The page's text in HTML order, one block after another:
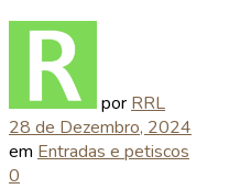
por RRL
28 de Dezembro, 2024
em Entradas e petiscos
0